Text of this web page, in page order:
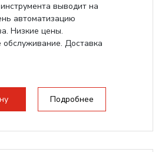
выводит на
автоматизацию
Низкие цены.
обслуживание. Доставка
Подробнее